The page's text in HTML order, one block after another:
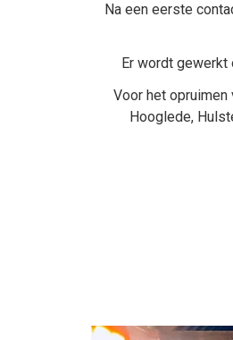
Na een eerste
Er wordt
Voor het
Hooglede,